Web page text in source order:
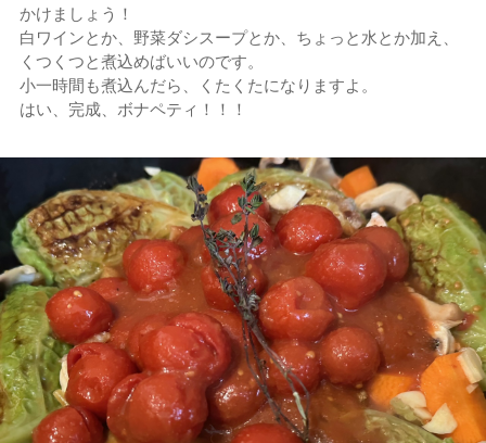
かけましょう！
白ワインとか、野菜ダシスープとか、ちょっと水とか加え、
くつくつと煮込めばいいのです。
小一時間も煮込んだら、くたくたになりますよ。
はい、完成、ボナペティ！！！